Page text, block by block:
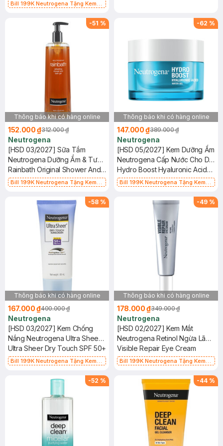
Bill 199K Neutrogena Tặng Kem
-51 %
Thông báo khi có hàng online
152.000 ₫312.000 ₫
Neutrogena
[HSD 03/2027] Sữa Tắm
Neutrogena Dưỡng Ẩm & Tươi
Mới Dạng Gel 473ml
Rainbath Original Shower And
Bath Gel
Bill 199K Neutrogena Tặng Kem
-62 %
Thông báo khi có hàng online
147.000 ₫389.000 ₫
Neutrogena
[HSD 05/2027] Kem Dưỡng Ẩm
Neutrogena Cấp Nước Cho Da
Dầu 50g
Hydro Boost Hyaluronic Acid
Water Gel
Bill 199K Neutrogena Tặng Kem
-58 %
Thông báo khi có hàng online
167.000 ₫400.000 ₫
Neutrogena
[HSD 03/2027] Kem Chống
Nắng Neutrogena Ultra Sheer
SPF 50+ 88ml
Ultra Sheer Dry Touch SPF 50+
Bill 199K Neutrogena Tặng Kem
-49 %
Thông báo khi có hàng online
178.000 ₫349.000 ₫
Neutrogena
[HSD 02/2027] Kem Mắt
Neutrogena Retinol Ngừa Lão
Hóa, Giảm Nhăn 15g
Visible Repair Eye Cream
Bill 199K Neutrogena Tặng Kem
-52 % -44 %